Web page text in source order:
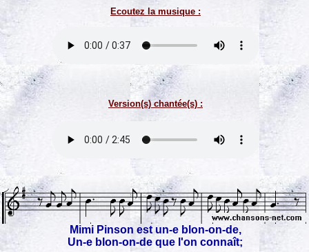
Ecoutez la musique :
Version(s) chantée(s) :
Mimi Pinson est un-e blon-on-de,
Un-e blon-on-de que l'on connaît;